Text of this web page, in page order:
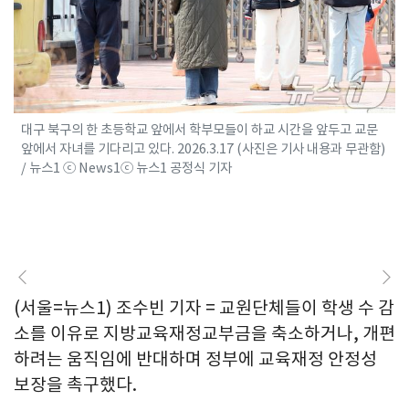
대구 북구의 한 초등학교 앞에서 학부모들이 하교 시간을 앞두고 교문
앞에서 자녀를 기다리고 있다. 2026.3.17 (사진은 기사 내용과 무관함)
/ 뉴스1 ⓒ News1ⓒ 뉴스1 공정식 기자
(서울=뉴스1) 조수빈 기자 = 교원단체들이 학생 수 감
소를 이유로 지방교육재정교부금을 축소하거나, 개편
하려는 움직임에 반대하며 정부에 교육재정 안정성
보장을 촉구했다.